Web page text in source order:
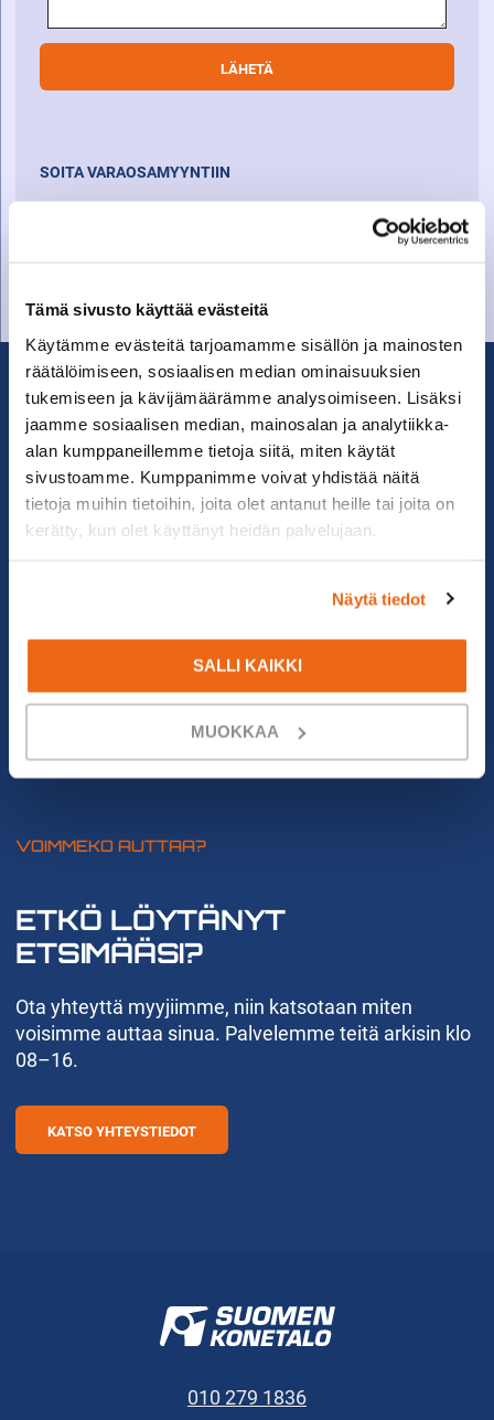
Tämä sivusto käyttää evästeitä
Käytämme evästeitä tarjoamamme sisällön ja mainosten
räätälöimiseen, sosiaalisen median ominaisuuksien
tukemiseen ja kävijämäärämme analysoimiseen. Lisäksi
jaamme sosiaalisen median, mainosalan ja analytiikka-
alan kumppaneillemme tietoja siitä, miten käytät
sivustoamme. Kumppanimme voivat yhdistää näitä
tietoja muihin tietoihin, joita olet antanut heille tai joita on
kerätty, kun olet käyttänyt heidän palvelujaan.
Näytä tiedot
SALLI KAIKKI
MUOKKAA
SOITA VARAOSAMYYNTIIN
VOIMMEKO AUTTAA?
ETKÖ LÖYTÄNYT
ETSIMÄÄSI?
Ota yhteyttä myyjiimme, niin katsotaan miten
voisimme auttaa sinua. Palvelemme teitä arkisin klo
08–16.
KATSO YHTEYSTIEDOT
010 279 1836